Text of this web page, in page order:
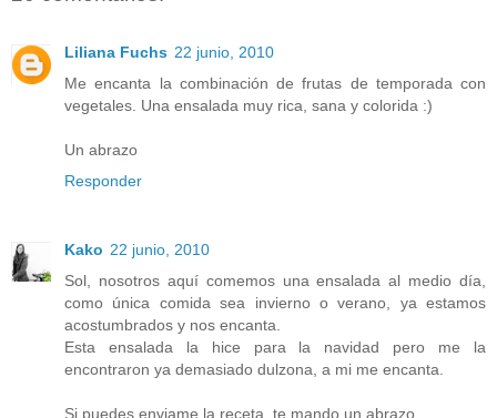
Liliana Fuchs 22 junio, 2010
Me encanta la combinación de frutas de temporada con
vegetales. Una ensalada muy rica, sana y colorida :)
Un abrazo
Responder
Kako 22 junio, 2010
Sol, nosotros aquí comemos una ensalada al medio día,
como única comida sea invierno o verano, ya estamos
acostumbrados y nos encanta.
Esta ensalada la hice para la navidad pero me la
encontraron ya demasiado dulzona, a mi me encanta.
Si puedes enviame la receta, te mando un abrazo.